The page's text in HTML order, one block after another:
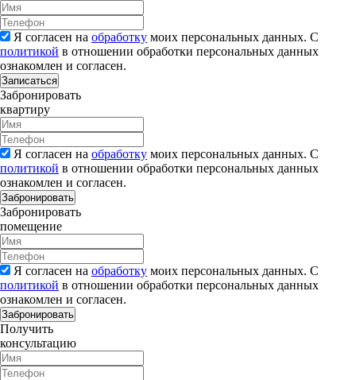
Я согласен на обработку моих персональных данных. С
политикой в отношении обработки персональных данных
ознакомлен и согласен.
Записаться
Забронировать
квартиру
Я согласен на обработку моих персональных данных. С
политикой в отношении обработки персональных данных
ознакомлен и согласен.
Забронировать
Забронировать
помещение
Я согласен на обработку моих персональных данных. С
политикой в отношении обработки персональных данных
ознакомлен и согласен.
Забронировать
Получить
консультацию